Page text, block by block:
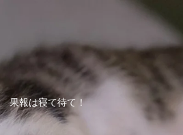
果報は寝て待て！